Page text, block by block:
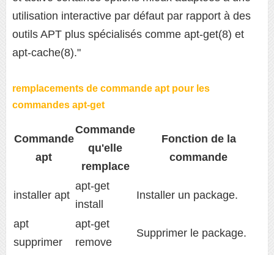
utilisation interactive par défaut par rapport à des
outils APT plus spécialisés comme apt-get(8) et
apt-cache(8)."
remplacements de commande apt pour les
commandes apt-get
Commande
apt
Commande
qu'elle
remplace
Fonction de la
commande
installer apt
apt-get
install
Installer un package.
apt
supprimer
apt-get
remove
Supprimer le package.